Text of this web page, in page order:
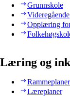
Grunnskole
Videregående
Opplæring
Læring og
Rammeplaner
Læreplaner